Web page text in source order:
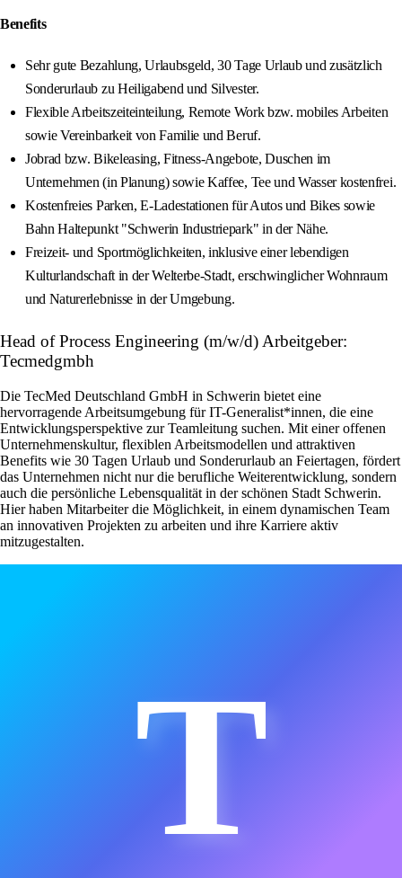
Benefits
Sehr gute Bezahlung, Urlaubsgeld, 30 Tage Urlaub und zusätzlich
Sonderurlaub zu Heiligabend und Silvester.
Flexible Arbeitszeiteinteilung, Remote Work bzw. mobiles Arbeiten
sowie Vereinbarkeit von Familie und Beruf.
Jobrad bzw. Bikeleasing, Fitness‑Angebote, Duschen im
Unternehmen (in Planung) sowie Kaffee, Tee und Wasser kostenfrei.
Kostenfreies Parken, E‑Ladestationen für Autos und Bikes sowie
Bahn Haltepunkt "Schwerin Industriepark" in der Nähe.
Freizeit‑ und Sportmöglichkeiten, inklusive einer lebendigen
Kulturlandschaft in der Welterbe‑Stadt, erschwinglicher Wohnraum
und Naturerlebnisse in der Umgebung.
Head of Process Engineering (m/w/d) Arbeitgeber:
Tecmedgmbh
Die TecMed Deutschland GmbH in Schwerin bietet eine
hervorragende Arbeitsumgebung für IT-Generalist*innen, die eine
Entwicklungsperspektive zur Teamleitung suchen. Mit einer offenen
Unternehmenskultur, flexiblen Arbeitsmodellen und attraktiven
Benefits wie 30 Tagen Urlaub und Sonderurlaub an Feiertagen, fördert
das Unternehmen nicht nur die berufliche Weiterentwicklung, sondern
auch die persönliche Lebensqualität in der schönen Stadt Schwerin.
Hier haben Mitarbeiter die Möglichkeit, in einem dynamischen Team
an innovativen Projekten zu arbeiten und ihre Karriere aktiv
mitzugestalten.
T